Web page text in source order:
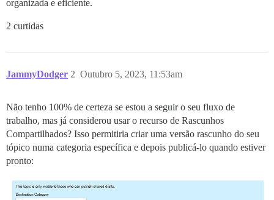
organizada e eficiente.
2 curtidas
JammyDodger Outubro 5, 2023, 11:53am
2
Não tenho 100% de certeza se estou a seguir o seu fluxo de
trabalho, mas já considerou usar o recurso de Rascunhos
Compartilhados? Isso permitiria criar uma versão rascunho do seu
tópico numa categoria específica e depois publicá-lo quando estiver
pronto: